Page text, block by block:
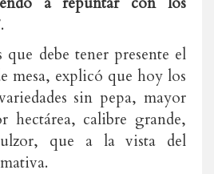
que debe tener presente el
mesa, explicó que hoy los
sin pepa, mayor
hectárea, calibre grande,
que a la vista del